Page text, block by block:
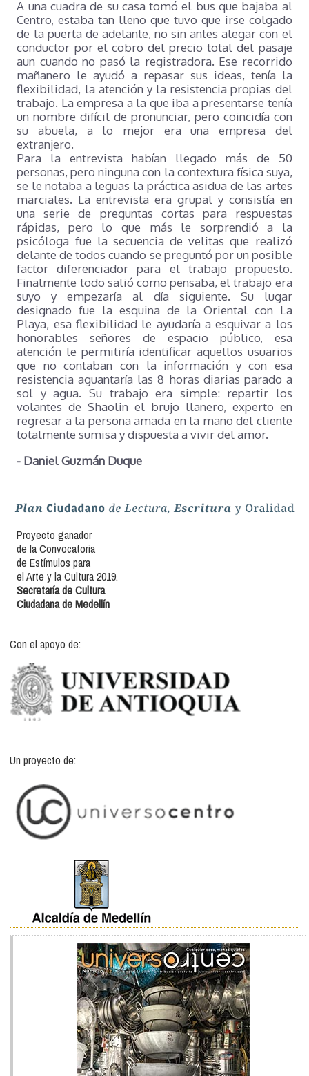
A una cuadra de su casa tomó el bus que bajaba al
Centro, estaba tan lleno que tuvo que irse colgado
de la puerta de adelante, no sin antes alegar con el
conductor por el cobro del precio total del pasaje
aun cuando no pasó la registradora. Ese recorrido
mañanero le ayudó a repasar sus ideas, tenía la
flexibilidad, la atención y la resistencia propias del
trabajo. La empresa a la que iba a presentarse tenía
un nombre difícil de pronunciar, pero coincidía con
su abuela, a lo mejor era una empresa del
extranjero.
Para la entrevista habían llegado más de 50
personas, pero ninguna con la contextura física suya,
se le notaba a leguas la práctica asidua de las artes
marciales. La entrevista era grupal y consistía en
una serie de preguntas cortas para respuestas
rápidas, pero lo que más le sorprendió a la
psicóloga fue la secuencia de velitas que realizó
delante de todos cuando se preguntó por un posible
factor diferenciador para el trabajo propuesto.
Finalmente todo salió como pensaba, el trabajo era
suyo y empezaría al día siguiente. Su lugar
designado fue la esquina de la Oriental con La
Playa, esa flexibilidad le ayudaría a esquivar a los
honorables señores de espacio público, esa
atención le permitiría identificar aquellos usuarios
que no contaban con la información y con esa
resistencia aguantaría las 8 horas diarias parado a
sol y agua. Su trabajo era simple: repartir los
volantes de Shaolin el brujo llanero, experto en
regresar a la persona amada en la mano del cliente
totalmente sumisa y dispuesta a vivir del amor.
- Daniel Guzmán Duque
Proyecto ganador
de la Convocatoria
de Estímulos para
el Arte y la Cultura 2019.
Secretaría de Cultura
Ciudadana de Medellín
Con el apoyo de:
Un proyecto de: